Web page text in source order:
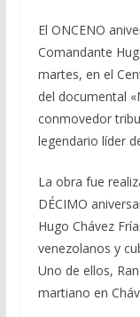
o
o
k
El ONCENO
Comandante
martes, en el
del documental
conmovedor
legendario líder
La obra fue
DÉCIMO
Hugo Chávez
venezolanos y
Uno de ellos,
martiano en